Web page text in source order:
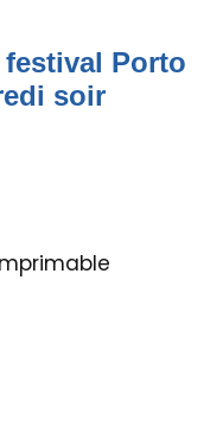
festival Porto
soir